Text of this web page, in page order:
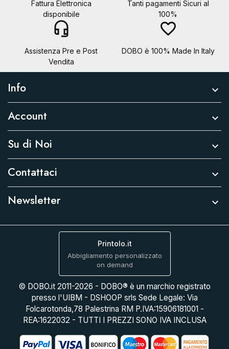
Fattura Elettronica
disponibile
Tanti pagamenti Sicuri al
100%
headset_mic
Assistenza Pre e Post
Vendita
favorite_border
DOBO è 100% Made In Italy
Info 
Account 
Su di Noi 
Contattaci 
Newsletter 
Printolo.it
Abbigliamento personalizzato
on demand
© DOBO.it 2011-2026 - DOBO® è un marchio registrato
presso l'UIBM - DSHOOP srls Sede Legale: Via
Folcarotonda,78 Palestrina RM P.IVA:15906181001 -
REA:1622032 - TUTTI I PREZZI SONO IVA INCLUSA